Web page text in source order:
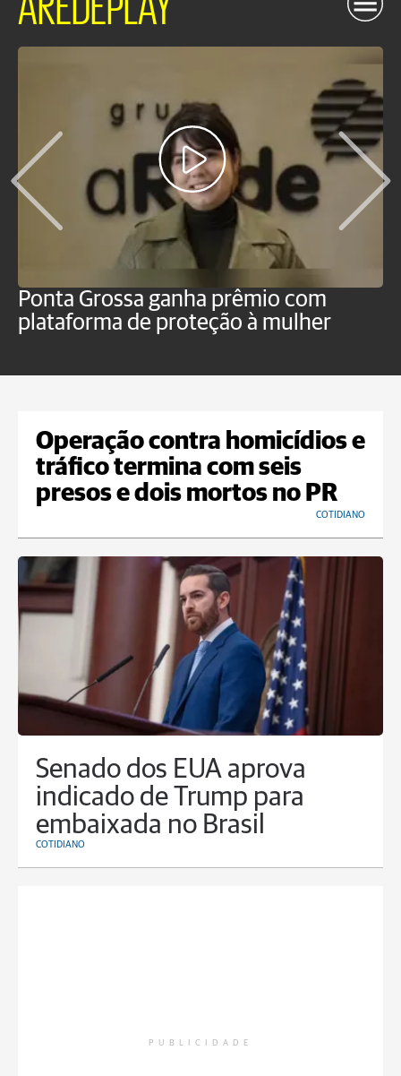
Ponta Grossa ganha prêmio com
plataforma de proteção à mulher
Operação contra homicídios e
tráfico termina com seis
presos e dois mortos no PR
COTIDIANO
Senado dos EUA aprova
indicado de Trump para
embaixada no Brasil
COTIDIANO
PUBLICIDADE